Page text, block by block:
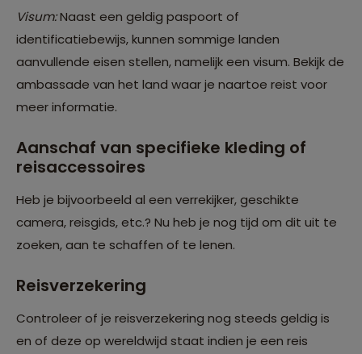
Visum:Naast een geldig paspoort of
identificatiebewijs, kunnen sommige landen
aanvullende eisen stellen, namelijk een visum. Bekijk de
ambassade van het land waar je naartoe reist voor
meer informatie.
Aanschaf van specifieke kleding of
reisaccessoires
Heb je bijvoorbeeld al een verrekijker, geschikte
camera, reisgids, etc.? Nu heb je nog tijd om dit uit te
zoeken, aan te schaffen of te lenen.
Reisverzekering
Controleer of je reisverzekering nog steeds geldig is
en of deze op wereldwijd staat indien je een reis